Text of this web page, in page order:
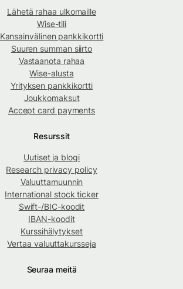
Lähetä rahaa ulkomaille
Wise-tili
Kansainvälinen pankkikortti
Suuren summan siirto
Vastaanota rahaa
Wise-alusta
Yrityksen pankkikortti
Joukkomaksut
Accept card payments
Resurssit
Uutiset ja blogi
Research privacy policy
Valuuttamuunnin
International stock ticker
Swift-/BIC-koodit
IBAN-koodit
Kurssihälytykset
Vertaa valuuttakursseja
Seuraa meitä